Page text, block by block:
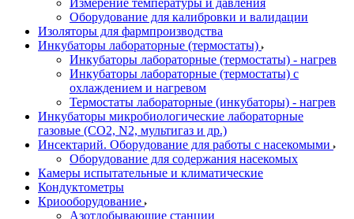
Измерение температуры и давления
Оборудование для калибровки и валидации
Изоляторы для фармпроизводства
Инкубаторы лабораторные (термостаты)
Инкубаторы лабораторные (термостаты) - нагрев
Инкубаторы лабораторные (термостаты) с
охлаждением и нагревом
Термостаты лабораторные (инкубаторы) - нагрев
Инкубаторы микробиологические лабораторные
газовые (CO2, N2, мультигаз и др.)
Инсектарий. Оборудование для работы с насекомыми
Оборудование для содержания насекомых
Камеры испытательные и климатические
Кондуктометры
Криооборудование
Азотдобывающие станции